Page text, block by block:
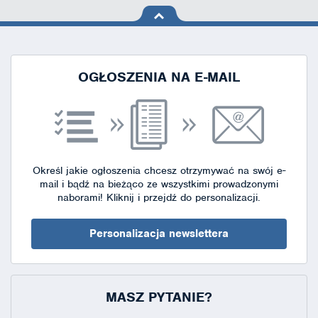
na górę
OGŁOSZENIA NA E-MAIL
Określ jakie ogłoszenia chcesz otrzymywać na swój e-
mail i bądź na bieżąco ze wszystkimi prowadzonymi
naborami! Kliknij i przejdź do personalizacji.
Personalizacja newslettera
MASZ PYTANIE?